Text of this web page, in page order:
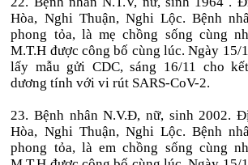
Hòa, Nghi Thuận, Nghi Lộc. Bệnh
phong tỏa, là mẹ chồng sống cùng
M.T.H được công bố cùng lúc. Ngày 15/
lấy mẫu gửi CDC, sáng 16/11 cho
dương tính với vi rút SARS-CoV-2.
23. Bệnh nhân N.V.Đ, nữ, sinh 2002.
Hòa, Nghi Thuận, Nghi Lộc. Bệnh
phong tỏa, là em chồng sống cùng